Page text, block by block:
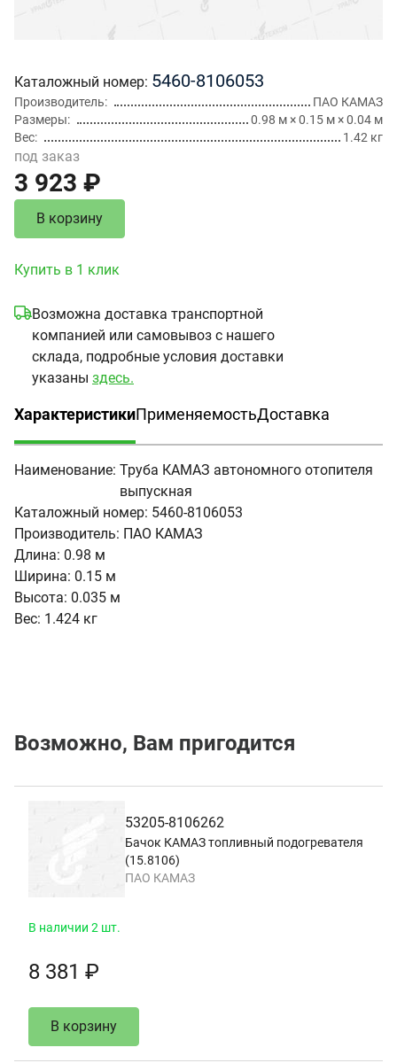
Каталожный номер 5460-8106053
Производитель
ПАО КАМАЗ
Размеры
0.98 м × 0.15 м × 0.04 м
Вес
1.42 кг
под заказ
3 923 ₽
В корзину
Купить в 1 клик
Возможна доставка транспортной
компанией или самовывоз с нашего
склада, подробные условия доставки
указаны здесь.
Характеристики
(активная вкладка)
ПрименяемостьДоставка
Наименование: Труба КАМАЗ автономного отопителя
выпускная
Каталожный номер: 5460-8106053
Производитель: ПАО КАМАЗ
Длина: 0.98 м
Ширина: 0.15 м
Высота: 0.035 м
Вес: 1.424 кг
Возможно, Вам пригодится
53205-8106262
Бачок КАМАЗ топливный подогревателя
(15.8106)
ПАО КАМАЗ
В наличии 2 шт.
8 381 ₽
В корзину